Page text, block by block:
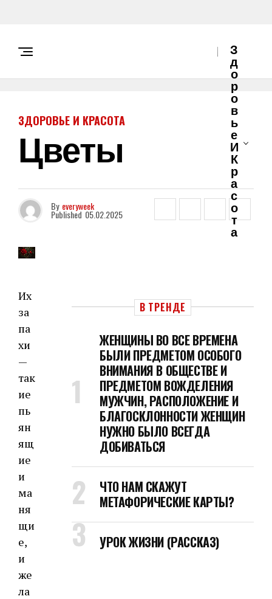
З
Д
О
Р
О
В
Ь
Е
И
К
Р
А
С
О
Т
А
ЗДОРОВЬЕ И КРАСОТА
Цветы
By everyweek
Published 05.02.2025
Их
за
па
хи
—
так
ие
пь
ян
ящ
ие
и
ма
ня
щи
е,
и
же
ла
В ТРЕНДЕ
ЖЕНЩИНЫ ВО ВСЕ ВРЕМЕНА
БЫЛИ ПРЕДМЕТОМ ОСОБОГО
ВНИМАНИЯ В ОБЩЕСТВЕ И
ПРЕДМЕТОМ ВОЖДЕЛЕНИЯ
МУЖЧИН, РАСПОЛОЖЕНИЕ И
БЛАГОСКЛОННОСТИ ЖЕНЩИН
НУЖНО БЫЛО ВСЕГДА
ДОБИВАТЬСЯ
ЧТО НАМ СКАЖУТ
МЕТАФОРИЧЕСКИЕ КАРТЫ?
УРОК ЖИЗНИ (РАССКАЗ)